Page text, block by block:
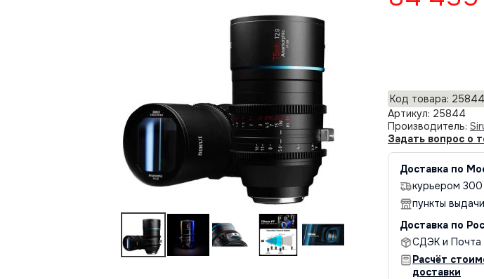
Код товара: 25844
Артикул: 25844
Производитель:
Задать вопрос о
Доставка по
курьером
пункты
Доставка по
СДЭК и Почта
Расчёт
доставки